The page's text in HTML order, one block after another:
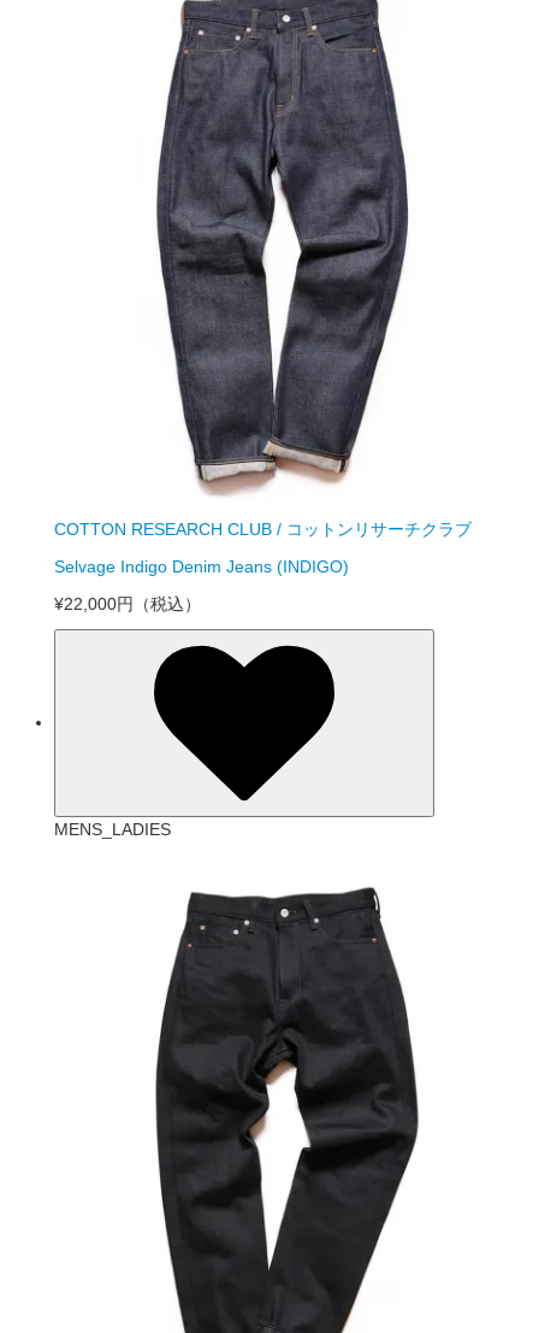
COTTON RESEARCH CLUB / コットンリサーチクラブ
Selvage Indigo Denim Jeans (INDIGO)
¥22,000円
（税込）
MENS_LADIES